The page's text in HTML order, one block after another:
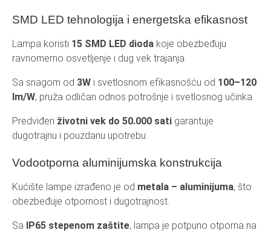
SMD LED tehnologija i energetska efikasnost
Lampa koristi 15 SMD LED dioda koje obezbeđuju
ravnomerno osvetljenje i dug vek trajanja.
Sa snagom od 3W i svetlosnom efikasnošću od 100–120
lm/W, pruža odličan odnos potrošnje i svetlosnog učinka.
Predviđen životni vek do 50.000 sati garantuje
dugotrajnu i pouzdanu upotrebu.
Vodootporna aluminijumska konstrukcija
Kućište lampe izrađeno je od metala – aluminijuma, što
obezbeđuje otpornost i dugotrajnost.
Sa IP65 stepenom zaštite, lampa je potpuno otporna na